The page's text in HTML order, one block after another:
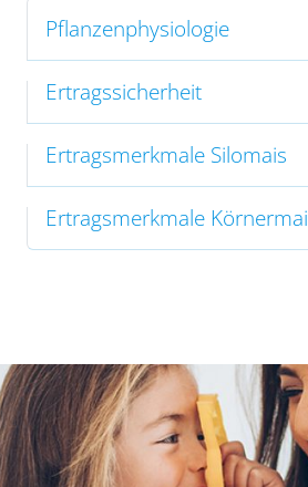
Pflanzenphysiologie
Ertragssicherheit
Ertragsmerkmale Silomais
Ertragsmerkmale